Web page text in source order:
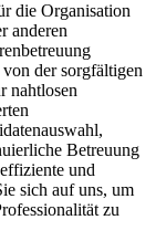
die Organisation
anderen
der sorgfältigen
nahtlosen
Betreuung
und
sich auf uns, um
zu